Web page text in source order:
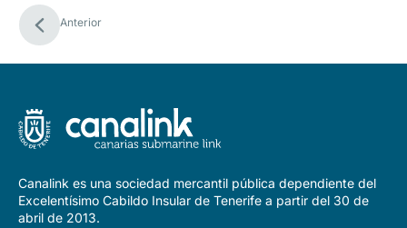
Anterior
Canalink es una sociedad mercantil pública dependiente del
Excelentísimo Cabildo Insular de Tenerife a partir del 30 de
abril de 2013.